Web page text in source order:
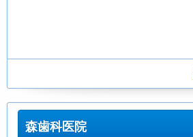
森歯科医院